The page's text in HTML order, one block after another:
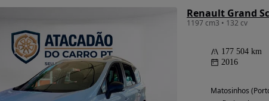
1197 cm3 • 132 cv
177 504 km
2016
Matosinhos